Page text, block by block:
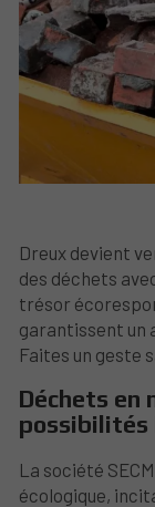
Dreux devient
des déchets
trésor
garantissent un
Faites un geste
Déchets en
possibilités
La société
écologique,